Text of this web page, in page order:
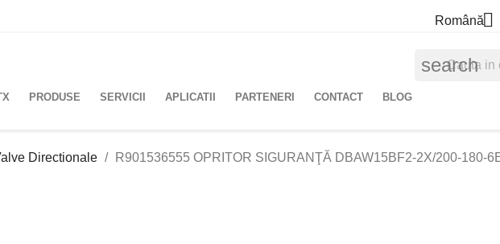
Română
search
PRODUSE SERVICII APLICATII PARTENERI CONTACT BLOG
Directionale R901536555 OPRITOR SIGURANŢĂ DBAW15BF2-2X/200-180-